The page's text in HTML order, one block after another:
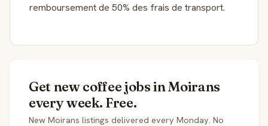
remboursement de 50% des frais de transport.
Get new coffee jobs in Moirans
every week. Free.
New Moirans listings delivered every Monday. No